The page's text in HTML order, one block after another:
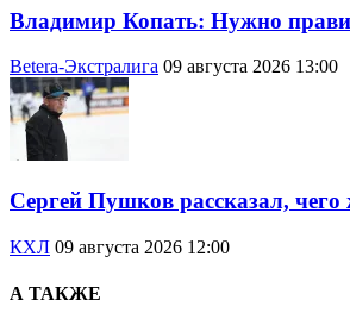
Владимир Копать: Нужно
Betera-Экстралига 09 августа 2026 13:00
Сергей Пушков рассказал,
КХЛ 09 августа 2026 12:00
А ТАКЖЕ